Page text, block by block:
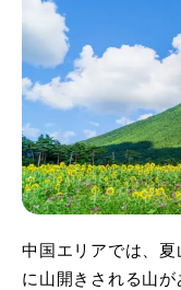
中国エリアでは、
に山開きされる山